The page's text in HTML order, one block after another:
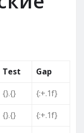
Test
Gap
{}.{}
{:+.1f}
{}.{}
{:+.1f}